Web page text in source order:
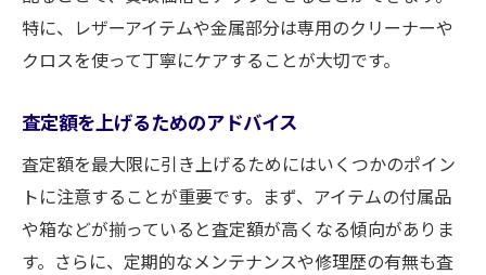
特に、レザーアイテムや金属部分は専用のクリーナーや
クロスを使って丁寧にケアすることが大切です。
査定額を上げるためのアドバイス
査定額を最大限に引き上げるためにはいくつかのポイン
トに注意することが重要です。まず、アイテムの付属品
や箱などが揃っていると査定額が高くなる傾向がありま
す。さらに、定期的なメンテナンスや修理歴の有無も査